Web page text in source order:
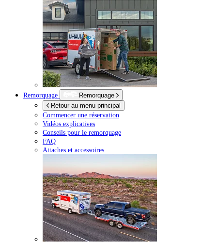
Remorquage
Remorquage
Retour au menu principal
Commencer une réservation
Vidéos explicatives
Conseils pour le remorquage
FAQ
Attaches et accessoires